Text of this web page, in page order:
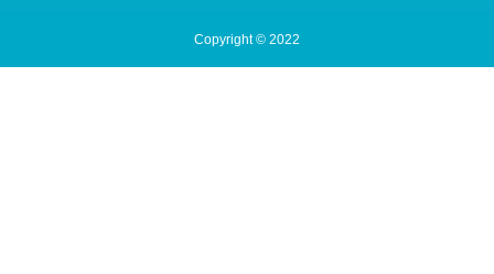
Copyright © 2022